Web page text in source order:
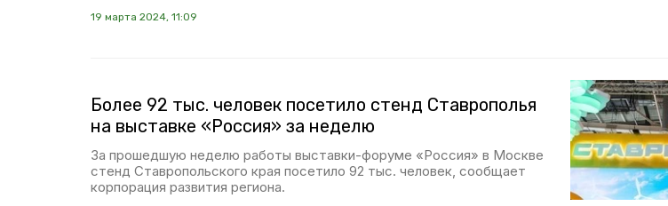
19 марта 2024, 11:09
Более 92 тыс. человек посетило стенд Ставрополья
на выставке «Россия» за неделю
За прошедшую неделю работы выставки-форуме «Россия» в Москве
стенд Ставропольского края посетило 92 тыс. человек, сообщает
корпорация развития региона.